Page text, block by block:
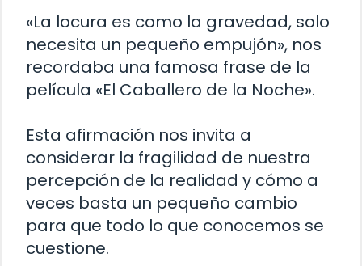
«La locura es como la gravedad, solo
necesita un pequeño empujón», nos
recordaba una famosa frase de la
película «El Caballero de la Noche».
Esta afirmación nos invita a
considerar la fragilidad de nuestra
percepción de la realidad y cómo a
veces basta un pequeño cambio
para que todo lo que conocemos se
cuestione.